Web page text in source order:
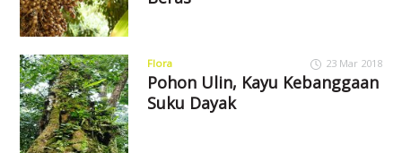
Flora 23 Mar 2018
Pohon Ulin, Kayu Kebanggaan
Suku Dayak